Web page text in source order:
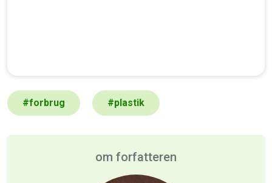
#forbrug #plastik
om forfatteren